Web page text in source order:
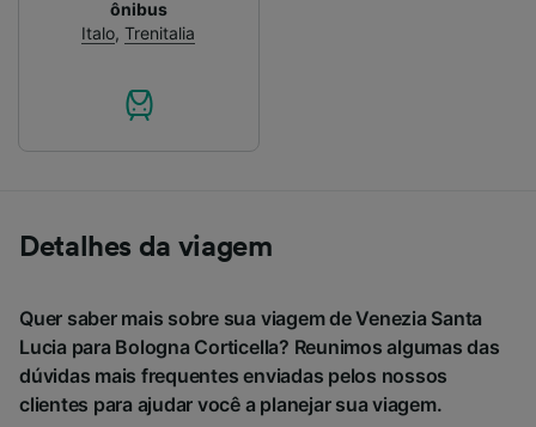
ônibus
Italo,Trenitalia
Detalhes da viagem
Quer saber mais sobre sua viagem de Venezia Santa
Lucia para Bologna Corticella? Reunimos algumas das
dúvidas mais frequentes enviadas pelos nossos
clientes para ajudar você a planejar sua viagem.